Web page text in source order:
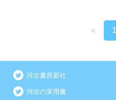
« 1
河出書房新社
河出の実用書